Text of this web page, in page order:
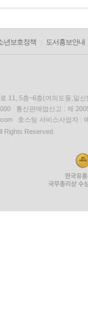
년보호정책 도서홍보안내
11, 5층~6층(여의도동,일신
통신판매업신고 : 제
호스팅 서비스사업자 :
Rights Reserved.